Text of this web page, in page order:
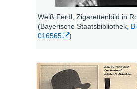
Weiß Ferdl, Zigarettenbild in
(Bayerische Staatsbibliothek,
016565
)